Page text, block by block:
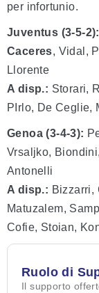
per infortunio.
Juventus (3-5-2):
Caceres, Vidal,
Llorente
A disp.: Storari,
PIrlo, De Ceglie,
Genoa (3-4-3):
Vrsaljko,
Antonelli
A disp.: Bizzarri,
Matuzalem,
Cofie, Stoian,
Ruolo di
Il supporto